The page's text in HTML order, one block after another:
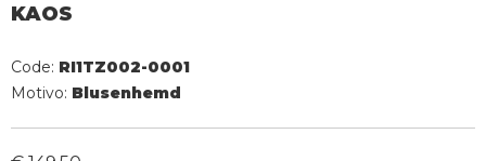
KAOS
Code: RI1TZ002-0001
Motivo: Blusenhemd